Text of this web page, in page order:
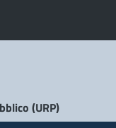
(URP)